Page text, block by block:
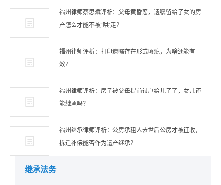
福州律师蔡思斌评析：父母黄昏恋，遗嘱留给子女的房
产怎么才能不被“哄”走？
福州律师评析：打印遗嘱存在形式瑕疵，为啥还能有
效？
福州律师评析：房子被父母提前过户给儿子了，女儿还
能继承吗？
福州继承律师评析：公房承租人去世后公房才被征收，
拆迁补偿能否作为遗产继承？
继承法务